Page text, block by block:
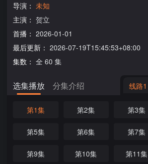
导演： 未知
主演： 贺立
首播： 2026-01-01
最后更新： 2026-07-19T15:45:53+08:00
集数： 全 60 集
选集播放 分集介绍 线路1
第1集 第2集 第3集
第5集 第6集 第7集
第9集 第10集 第11集